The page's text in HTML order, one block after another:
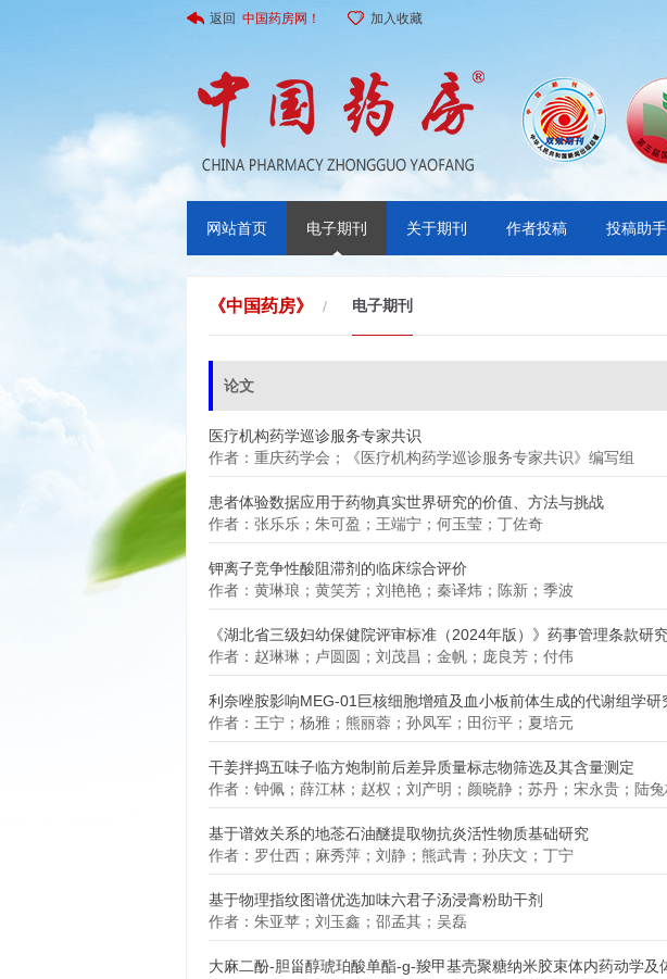
返回 中国药房网！ 加入收藏
网站首页 电子期刊 关于期刊 作者投稿 投稿助手
《中国药房》 / 电子期刊
论文
医疗机构药学巡诊服务专家共识
作者：重庆药学会；《医疗机构药学巡诊服务专家共识》编写组
患者体验数据应用于药物真实世界研究的价值、方法与挑战
作者：张乐乐；朱可盈；王端宁；何玉莹；丁佐奇
钾离子竞争性酸阻滞剂的临床综合评价
作者：黄琳琅；黄笑芳；刘艳艳；秦译炜；陈新；季波
《湖北省三级妇幼保健院评审标准（2024年版）》药事管理条款研
作者：赵琳琳；卢圆圆；刘茂昌；金帆；庞良芳；付伟
利奈唑胺影响MEG-01巨核细胞增殖及血小板前体生成的代谢组学研
作者：王宁；杨雅；熊丽蓉；孙凤军；田衍平；夏培元
干姜拌捣五味子临方炮制前后差异质量标志物筛选及其含量测定
作者：钟佩；薛江林；赵权；刘产明；颜晓静；苏丹；宋永贵；陆
基于谱效关系的地菍石油醚提取物抗炎活性物质基础研究
作者：罗仕西；麻秀萍；刘静；熊武青；孙庆文；丁宁
基于物理指纹图谱优选加味六君子汤浸膏粉助干剂
作者：朱亚苹；刘玉鑫；邵孟其；吴磊
大麻二酚-胆甾醇琥珀酸单酯-g-羧甲基壳聚糖纳米胶束体内药动学及